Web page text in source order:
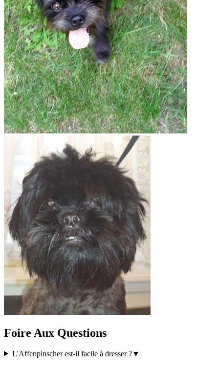
Foire Aux Questions
L'Affenpinscher est-il facile à dresser ?▼